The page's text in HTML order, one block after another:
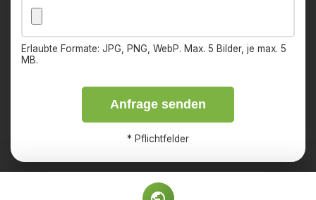
Erlaubte Formate: JPG, PNG, WebP. Max. 5 Bilder, je max. 5
MB.
Anfrage senden
* Pflichtfelder